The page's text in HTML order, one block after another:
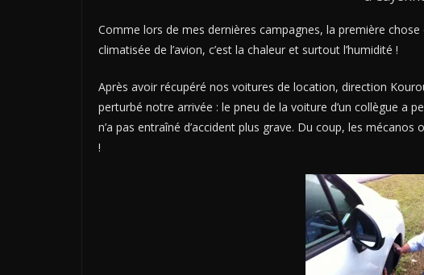
Comme lors de mes dernières campagnes, la première
climatisée de l’avion, c’est la chaleur et surtout l’humidité !
Après avoir récupéré nos voitures de location, direction
perturbé notre arrivée : le pneu de la voiture d’un collègue a
n’a pas entraîné d’accident plus grave. Du coup, les
!